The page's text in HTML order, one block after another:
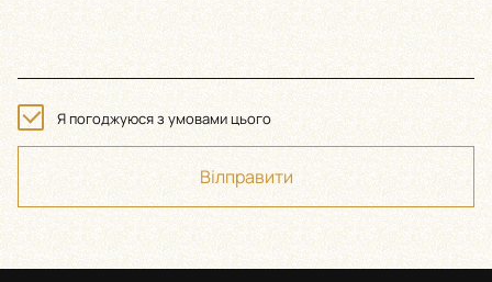
Я погоджуюся з умовами цього
Вілправити